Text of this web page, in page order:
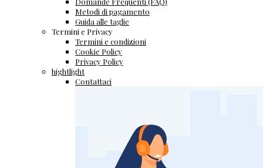
Metodi di pagamento
Guida alle taglie
Termini e Privacy
Termini e condizioni
Cookie Policy
Privacy Policy
hightlight
Contattaci